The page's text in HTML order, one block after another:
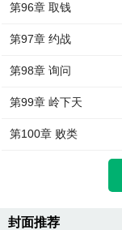
第96章 取钱
第97章 约战
第98章 询问
第99章 岭下天
第100章 败类
封面推荐